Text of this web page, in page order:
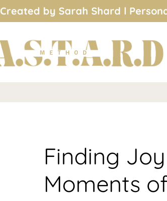
Created by Sarah Shard l
Finding
Moments